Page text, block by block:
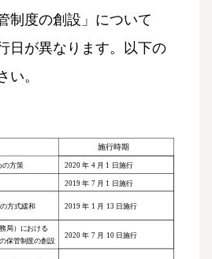
制度の創設」について
日が異なります。以下の
い。